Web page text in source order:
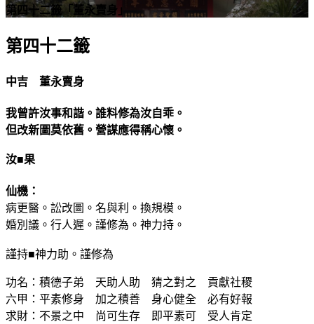
第四十二籤「董永賣身」
第四十二籤
中吉 董永賣身
我曾許汝事和諧。誰料修為汝自乖。
但改新圖莫依舊。營謀應得稱心懷。
汝■果
仙機：
病更醫。訟改圖。名與利。換規模。
婚別議。行人遲。謹修為。神力持。
謹持■神力助。謹修為
功名：積德子弟 天助人助 猜之對之 貢獻社稷
六甲：平素修身 加之積善 身心健全 必有好報
求財：不景之中 尚可生存 即平素可 受人肯定